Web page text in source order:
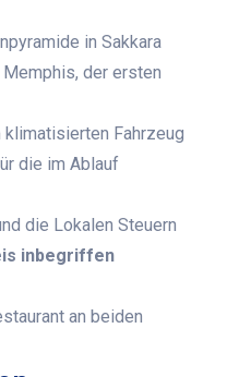
in Sakkara
der ersten
Fahrzeug
die im Ablauf
die Lokalen Steuern
inbegriffen
an beiden